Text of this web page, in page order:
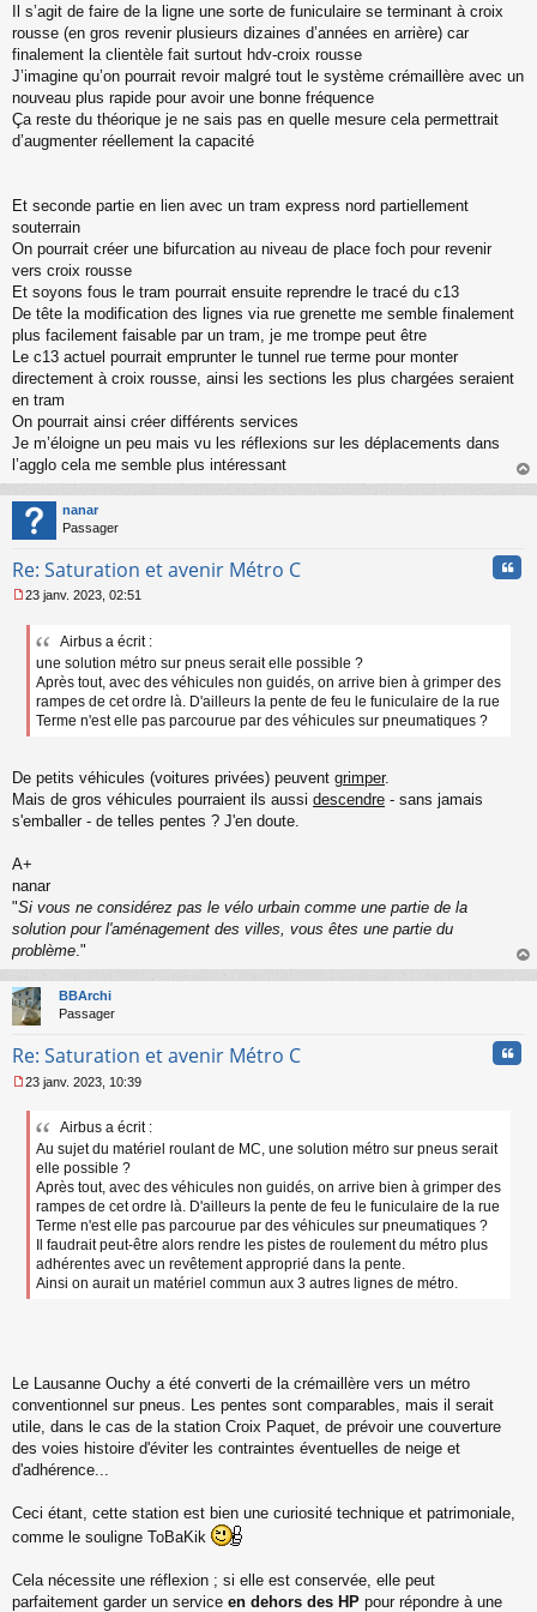
g
e
n
o
u
Il s’agit de faire de la ligne une sorte de funiculaire se terminant à croix
rousse (en gros revenir plusieurs dizaines d’années en arrière) car
finalement la clientèle fait surtout hdv-croix rousse
J’imagine qu’on pourrait revoir malgré tout le système crémaillère avec un
nouveau plus rapide pour avoir une bonne fréquence
Ça reste du théorique je ne sais pas en quelle mesure cela permettrait
d’augmenter réellement la capacité
Et seconde partie en lien avec un tram express nord partiellement
souterrain
On pourrait créer une bifurcation au niveau de place foch pour revenir
vers croix rousse
Et soyons fous le tram pourrait ensuite reprendre le tracé du c13
De tête la modification des lignes via rue grenette me semble finalement
plus facilement faisable par un tram, je me trompe peut être
Le c13 actuel pourrait emprunter le tunnel rue terme pour monter
directement à croix rousse, ainsi les sections les plus chargées seraient
en tram
On pourrait ainsi créer différents services
Je m’éloigne un peu mais vu les réflexions sur les déplacements dans
l’agglo cela me semble plus intéressant
au
nanar
Passager
Re: Saturation et avenir Métro C
e
n
u
23 janv. 2023, 02:51
Airbus a écrit :
une solution métro sur pneus serait elle possible ?
Après tout, avec des véhicules non guidés, on arrive bien à grimper des
rampes de cet ordre là. D'ailleurs la pente de feu le funiculaire de la rue
Terme n'est elle pas parcourue par des véhicules sur pneumatiques ?
De petits véhicules (voitures privées) peuvent grimper.
Mais de gros véhicules pourraient ils aussi descendre - sans jamais
s'emballer - de telles pentes ? J'en doute.
A+
nanar
"Si vous ne considérez pas le vélo urbain comme une partie de la
solution pour l'aménagement des villes, vous êtes une partie du
problème ."
au
BBArchi
Passager
Re: Saturation et avenir Métro C
e
23 janv. 2023, 10:39
Airbus a écrit :
Au sujet du matériel roulant de MC, une solution métro sur pneus serait
elle possible ?
Après tout, avec des véhicules non guidés, on arrive bien à grimper des
rampes de cet ordre là. D'ailleurs la pente de feu le funiculaire de la rue
Terme n'est elle pas parcourue par des véhicules sur pneumatiques ?
Il faudrait peut-être alors rendre les pistes de roulement du métro plus
adhérentes avec un revêtement approprié dans la pente.
Ainsi on aurait un matériel commun aux 3 autres lignes de métro.
Le Lausanne Ouchy a été converti de la crémaillère vers un métro
conventionnel sur pneus. Les pentes sont comparables, mais il serait
utile, dans le cas de la station Croix Paquet, de prévoir une couverture
des voies histoire d'éviter les contraintes éventuelles de neige et
d'adhérence...
Ceci étant, cette station est bien une curiosité technique et patrimoniale,
comme le souligne ToBaKik
Cela nécessite une réflexion ; si elle est conservée, elle peut
parfaitement garder un service en dehors des HP pour répondre à une